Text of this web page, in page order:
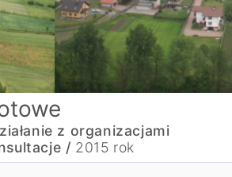
z organizacjami
/ 2015 rok